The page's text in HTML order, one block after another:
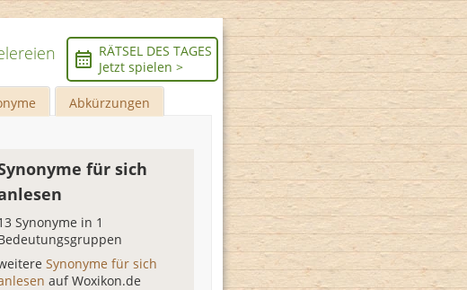
RÄTSEL DES TAGES
Jetzt spielen >
Abkürzungen
für sich
Synonyme in 1
Synonyme für sich
auf Woxikon.de